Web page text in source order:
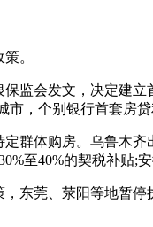
。
发文，决定建立首
，个别银行首套房贷
体购房。乌鲁木齐
至40%的契税补贴;
、荥阳等地暂停执